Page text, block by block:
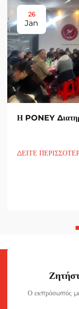
26
Jan
Η PONEY
ΔΕΙΤΕ
Ο εκπρόσωπός